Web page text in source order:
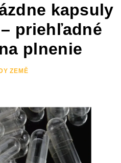
kapsuly
priehľadné
plnenie
ZEMĚ